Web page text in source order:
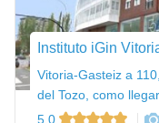
Instituto iGin
Vitoria-Gasteiz a
del Tozo, como llegar
5,0